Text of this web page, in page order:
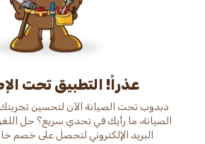
عذراً! التطبيق تحت
دبدوب تحت الصيانة الآن لتحسين
الصيانة، ما رأيك في تحدي سريع؟ حل
البريد الإلكتروني لتحصل على